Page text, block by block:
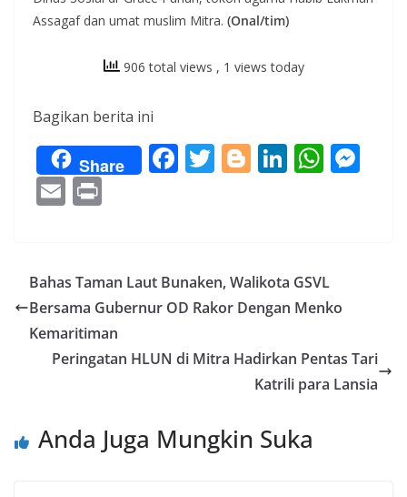
Assagaf dan umat muslim Mitra. (Onal/tim)
906 total views , 1 views today
Bagikan berita ini
Share F
ac
o
o
T
w
Bl
o
er
Li
n
dI
n
W
h
A
p
E
m
l
Bahas Taman Laut Bunaken, Walikota GSVL
Bersama Gubernur OD Rakor Dengan Menko
Kemaritiman
Peringatan HLUN di Mitra Hadirkan Pentas Tari
Katrili para Lansia
Anda Juga Mungkin Suka